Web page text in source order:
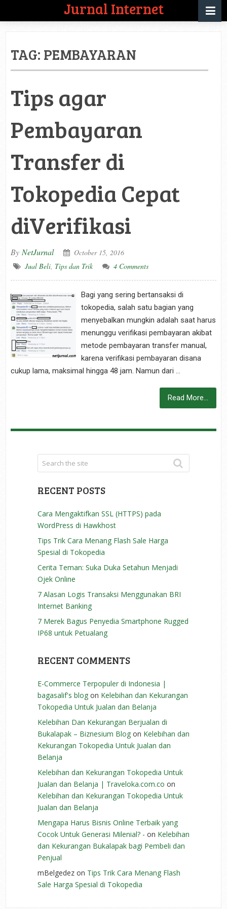
Jurnal Internet
TAG: PEMBAYARAN
Tips agar
Pembayaran
Transfer di
Tokopedia Cepat
diVerifikasi
By NetJurnal
October 15, 2016
Jual Beli, Tips dan Trik 4 Comments
Bagi yang sering bertansaksi di
tokopedia, salah satu bagian yang
menyebalkan mungkin adalah saat harus
menunggu verifikasi pembayaran akibat
metode pembayaran transfer manual,
karena verifikasi pembayaran disana
cukup lama, maksimal hingga 48 jam. Namun dari …
Read More...
RECENT POSTS
Cara Mengaktifkan SSL (HTTPS) pada
WordPress di Hawkhost
Tips Trik Cara Menang Flash Sale Harga
Spesial di Tokopedia
Cerita Teman: Suka Duka Setahun Menjadi
Ojek Online
7 Alasan Logis Transaksi Menggunakan BRI
Internet Banking
7 Merek Bagus Penyedia Smartphone Rugged
IP68 untuk Petualang
RECENT COMMENTS
E-Commerce Terpopuler di Indonesia |
bagasalif's blog on Kelebihan dan Kekurangan
Tokopedia Untuk Jualan dan Belanja
Kelebihan Dan Kekurangan Berjualan di
Bukalapak – Biznesium Blog on Kelebihan dan
Kekurangan Tokopedia Untuk Jualan dan
Belanja
Kelebihan dan Kekurangan Tokopedia Untuk
Jualan dan Belanja | Traveloka.com.co on
Kelebihan dan Kekurangan Tokopedia Untuk
Jualan dan Belanja
Mengapa Harus Bisnis Online Terbaik yang
Cocok Untuk Generasi Milenial? - on Kelebihan
dan Kekurangan Bukalapak bagi Pembeli dan
Penjual
mBelgedez on Tips Trik Cara Menang Flash
Sale Harga Spesial di Tokopedia